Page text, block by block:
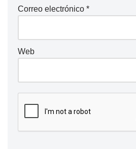
Correo electrónico *
Web